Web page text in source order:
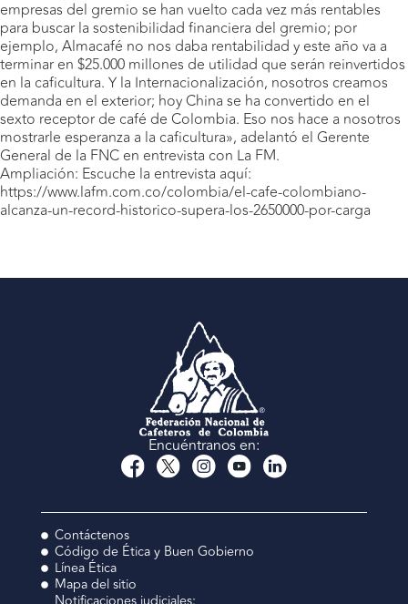
empresas del gremio se han vuelto cada vez más rentables
para buscar la sostenibilidad financiera del gremio; por
ejemplo, Almacafé no nos daba rentabilidad y este año va a
terminar en $25.000 millones de utilidad que serán reinvertidos
en la caficultura. Y la Internacionalización, nosotros creamos
demanda en el exterior; hoy China se ha convertido en el
sexto receptor de café de Colombia. Eso nos hace a nosotros
mostrarle esperanza a la caficultura», adelantó el Gerente
General de la FNC en entrevista con La FM.
Ampliación: Escuche la entrevista aquí:
https://www.lafm.com.co/colombia/el-cafe-colombiano-
alcanza-un-record-historico-supera-los-2650000-por-carga
Encuéntranos en:
Contáctenos
Código de Ética y Buen Gobierno
Línea Ética
Mapa del sitio